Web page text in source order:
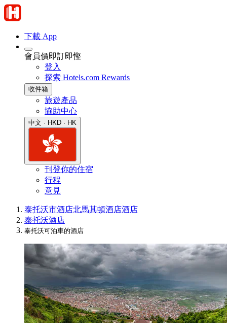
下載 App
會員價即訂即慳
登入
探索 Hotels.com Rewards
收件箱
旅遊產品
協助中心
中文 · HKD · HK
刊登你的住宿
行程
意見
泰托沃市酒店北馬其頓酒店酒店
泰托沃酒店
泰托沃可泊車的酒店​